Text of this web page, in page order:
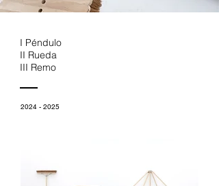
I Péndulo
II Rueda
III Remo
2024 - 2025